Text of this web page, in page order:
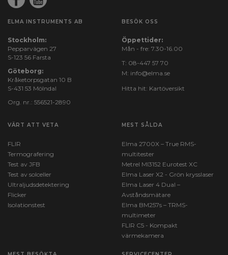
ELMA INSTRUMENTS AB
Stockholm:
Pepparvägen 27
S-123 56 Farsta
Göteborg:
Kråketorpsgatan 10 B
S-431 53 Mölndal
Org. nr.: 556521-2890
BESÖK OSS
Öppettider:
Mån - fre: 7.30-16.00
T: 08-447 57 70
M: info@elma.se
Hitta hit: Kartöversikt
VÄRT ATT VETA
FLIR
Termografering
Test av JFB
Test av solceller
Ultraljudsdetektering
Flicker
Isolationstest
MEST SÅLDA
Elma 2700X – True RMS-
multitester
Metrel MI3152 Eurotest XC
Elma Laser X2 - Grön krysslaser
Elma Laser 4 Dual –
Avståndsmätare
Elma BM257s – TRMS-
multimeter
FLIR C5 - Kompakt
värmekamera